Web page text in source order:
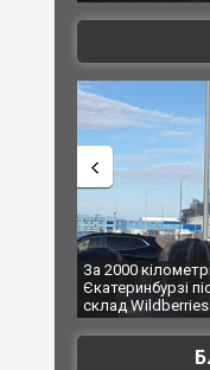
В Таїланді
блискавки під
постраждали.